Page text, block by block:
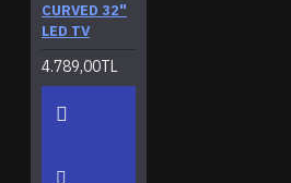
CURVED 32"
LED TV
4.789,00TL